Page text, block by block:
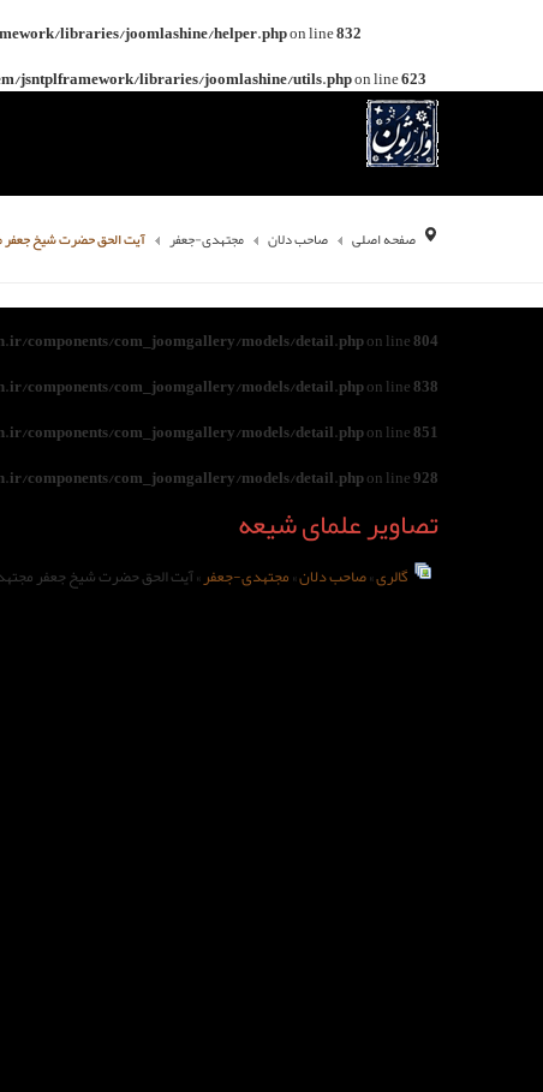
libraries/joomlashine/helper.phpon line832
jsntplframework/libraries/joomlashine/utils.phpon line623
صفحه اصلی صاحب دلان مجتهدی-جعفر آیت الحق حضرت شیخ جعفر
components/com_joomgallery/models/detail.phpon line804
components/com_joomgallery/models/detail.phpon line838
components/com_joomgallery/models/detail.phpon line851
components/com_joomgallery/models/detail.phpon line928
تصاویر علمای شیعه
گالری»صاحب دلان»مجتهدی-جعفر» آیت الحق حضرت شیخ جعفر